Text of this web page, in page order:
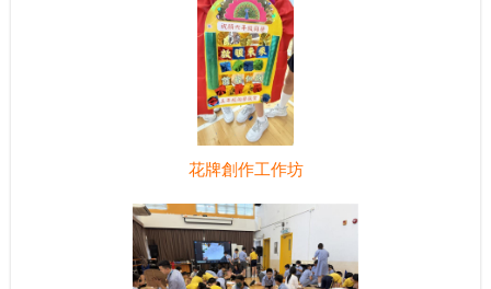
花牌創作工作坊